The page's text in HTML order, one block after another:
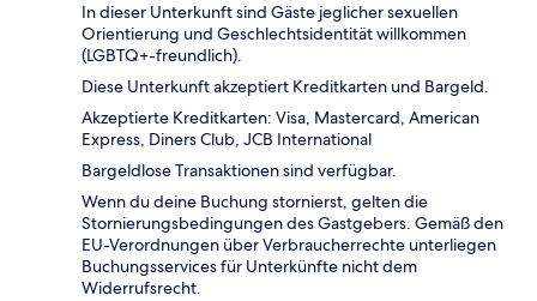
In dieser Unterkunft sind Gäste jeglicher sexuellen
Orientierung und Geschlechtsidentität willkommen
(LGBTQ+-freundlich).
Diese Unterkunft akzeptiert Kreditkarten und Bargeld.
Akzeptierte Kreditkarten: Visa, Mastercard, American
Express, Diners Club, JCB International
Bargeldlose Transaktionen sind verfügbar.
Wenn du deine Buchung stornierst, gelten die
Stornierungsbedingungen des Gastgebers. Gemäß den
EU-Verordnungen über Verbraucherrechte unterliegen
Buchungsservices für Unterkünfte nicht dem
Widerrufsrecht.